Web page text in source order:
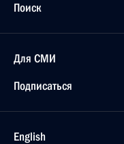
Поиск
Для СМИ
Подписаться
English